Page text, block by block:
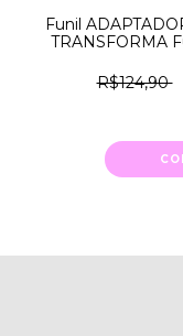
Funil
TRANSFORMA
R$124,90